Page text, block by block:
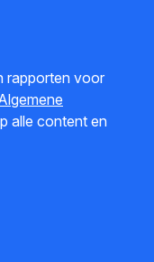
rapporten voor
alle content en